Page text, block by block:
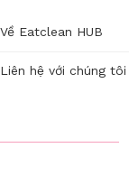
Về Eatclean HUB
Liên hệ với chúng tôi